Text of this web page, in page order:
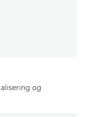
og